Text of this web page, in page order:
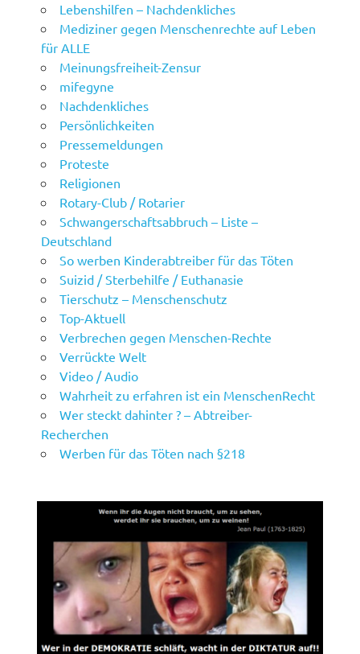
Lebenshilfen – Nachdenkliches
Mediziner gegen Menschenrechte auf Leben
für ALLE
Meinungsfreiheit-Zensur
mifegyne
Nachdenkliches
Persönlichkeiten
Pressemeldungen
Proteste
Religionen
Rotary-Club / Rotarier
Schwangerschaftsabbruch – Liste –
Deutschland
So werben Kinderabtreiber für das Töten
Suizid / Sterbehilfe / Euthanasie
Tierschutz – Menschenschutz
Top-Aktuell
Verbrechen gegen Menschen-Rechte
Verrückte Welt
Video / Audio
Wahrheit zu erfahren ist ein MenschenRecht
Wer steckt dahinter ? – Abtreiber-
Recherchen
Werben für das Töten nach §218